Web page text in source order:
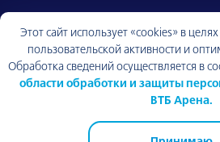
Вернуться к
Этот сайт использует «cookies» в
пользовательской активности и
Обработка сведений осуществляется в
области обработки и защиты
ВТБ Арена.